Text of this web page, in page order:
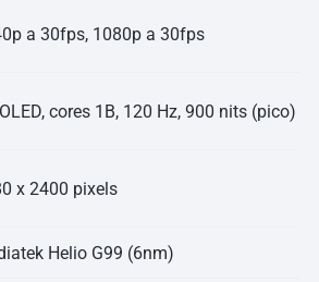
a 30fps, 1080p a 30fps
cores 1B, 120 Hz, 900 nits (pico)
x 2400 pixels
Helio G99 (6nm)